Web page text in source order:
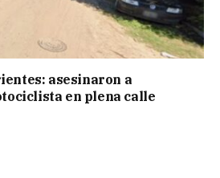
asesinaron a
en plena calle